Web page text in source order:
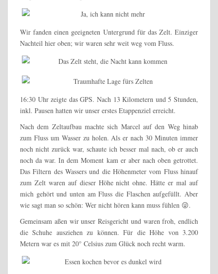
Wir fanden einen geeigneten Untergrund für das Zelt. Einziger
Nachteil hier oben; wir waren sehr weit weg vom Fluss.
16:30 Uhr zeigte das GPS. Nach 13 Kilometern und 5 Stunden,
inkl. Pausen hatten wir unser erstes Etappenziel erreicht.
Nach dem Zeltaufbau machte sich Marcel auf den Weg hinab
zum Fluss um Wasser zu holen. Als er nach 30 Minuten immer
noch nicht zurück war, schaute ich besser mal nach, ob er auch
noch da war. In dem Moment kam er aber nach oben getrottet.
Das Filtern des Wassers und die Höhenmeter vom Fluss hinauf
zum Zelt waren auf dieser Höhe nicht ohne. Hätte er mal auf
mich gehört und unten am Fluss die Flaschen aufgefüllt. Aber
wie sagt man so schön: Wer nicht hören kann muss fühlen 😜.
Gemeinsam aßen wir unser Reisgericht und waren froh, endlich
die Schuhe ausziehen zu können. Für die Höhe von 3.200
Metern war es mit 20° Celsius zum Glück noch recht warm.